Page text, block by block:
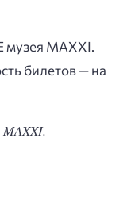
музея MAXXI.
билетов — на